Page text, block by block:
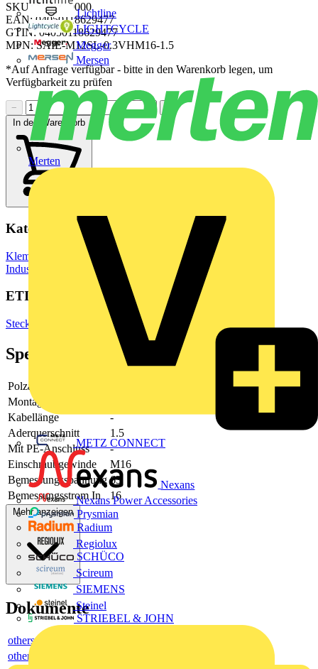
Lichtline
LIGHTCYCLE
Megger
Mersen
Merten
METZ CONNECT
Nexans
Nexans Power Accessories
Prysmian
Radium
Regiolux
SCHÜCO
Scireum
SIEMENS
Steinel
STRIEBEL & JOHN
SKU: 2625950000
EAN: 04050118629477
GTIN: 04050118629477
MPN: SAIE-M12SL-0.3VHM16-1.5
*Auf Anfrage verfügbar - bitte in den Warenkorb legen, um
Verfügbarkeit zu prüfen
−
In den Warenkorb
Kategorien
Klemmen, Steckverbinder & Verbindungselemente
Industriesteckverbinder
ETIM Group
Steckverbinder
Spezifikationen
Polzahl
Montageart
Kabellänge
-
Aderquerschnitt
1.5
Mit PE-Anschluss
-
Einschraubgewinde
M16
Bemessungsspannung 63
Bemessungsstrom In
16
Mehr anzeigen
Dokumente
others
others